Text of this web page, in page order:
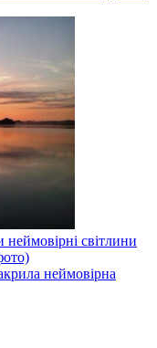
світлини
неймовірна